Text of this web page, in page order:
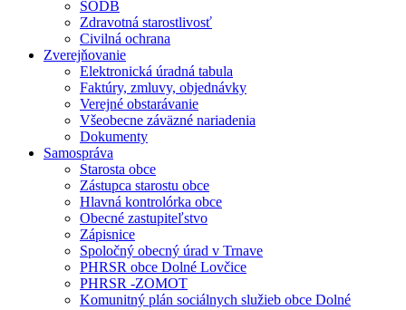
SODB
Zdravotná starostlivosť
Civilná ochrana
Zverejňovanie
Elektronická úradná tabula
Faktúry, zmluvy, objednávky
Verejné obstarávanie
Všeobecne záväzné nariadenia
Dokumenty
Samospráva
Starosta obce
Zástupca starostu obce
Hlavná kontrolórka obce
Obecné zastupiteľstvo
Zápisnice
Spoločný obecný úrad v Trnave
PHRSR obce Dolné Lovčice
PHRSR -ZOMOT
Komunitný plán sociálnych služieb obce Dolné